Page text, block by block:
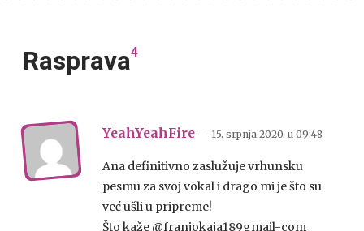
Rasprava4
YeahYeahFire — 15. srpnja 2020. u 09:48
Ana definitivno zaslužuje vrhunsku
pesmu za svoj vokal i drago mi je što su
već ušli u pripreme!
Što kaže @franjokaja189gmail-com